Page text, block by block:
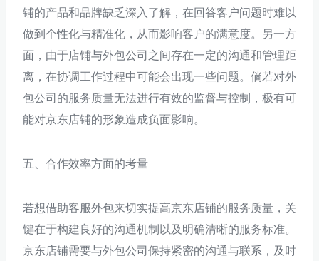
铺的产品和品牌缺乏深入了解，在回答客户问题时难以
做到个性化与精准化，从而影响客户的满意度。另一方
面，由于店铺与外包公司之间存在一定的沟通和管理距
离，在协调工作过程中可能会出现一些问题。倘若对外
包公司的服务质量无法进行有效的监督与控制，极有可
能对京东店铺的形象造成负面影响。
五、合作效率方面的考量
若想借助客服外包来切实提高京东店铺的服务质量，关
键在于构建良好的沟通机制以及明确清晰的服务标准。
京东店铺需要与外包公司保持紧密的沟通与联系，及时